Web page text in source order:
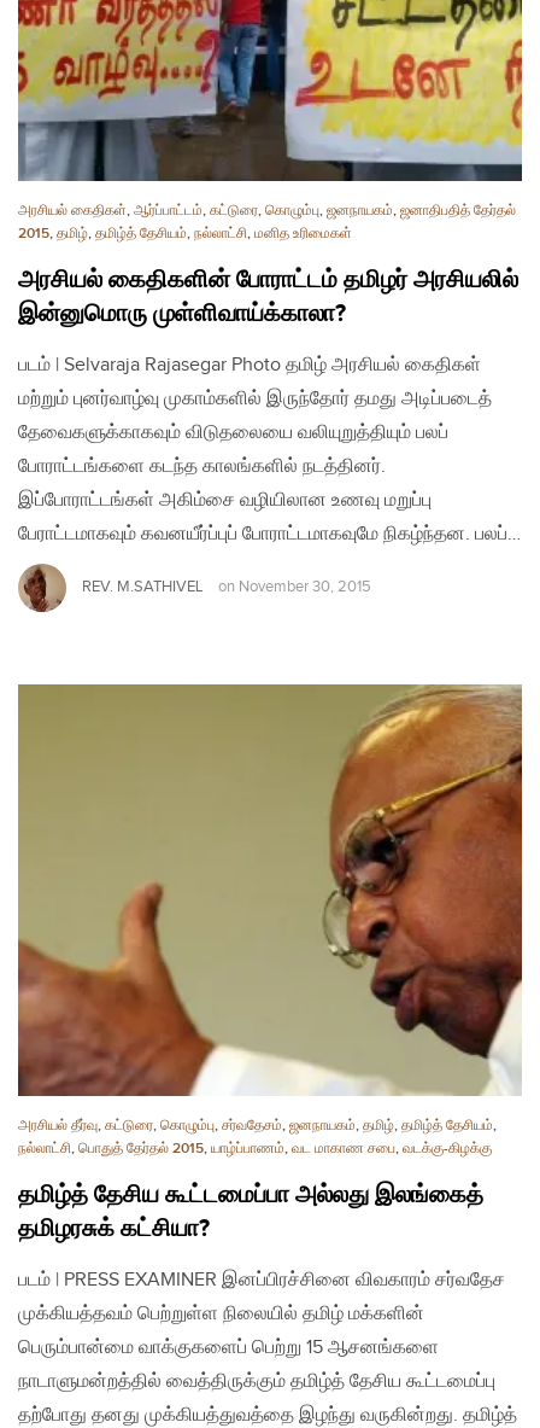
அரசியல் கைதிகள், ஆர்ப்பாட்டம், கட்டுரை, கொழும்பு, ஜனநாயகம், ஜனாதிபதித் தேர்தல்
2015, தமிழ், தமிழ்த் தேசியம், நல்லாட்சி, மனித உரிமைகள்
அரசியல் கைதிகளின் போராட்டம் தமிழர் அரசியலில்
இன்னுமொரு முள்ளிவாய்க்காலா?
படம் | Selvaraja Rajasegar Photo தமிழ் அரசியல் கைதிகள்
மற்றும் புனர்வாழ்வு முகாம்களில் இருந்தோர் தமது அடிப்படைத்
தேவைகளுக்காகவும் விடுதலையை வலியுறுத்தியும் பலப்
போராட்டங்களை கடந்த காலங்களில் நடத்தினர்.
இப்போராட்டங்கள் அகிம்சை வழியிலான உணவு மறுப்பு
பேராட்டமாகவும் கவனயீர்ப்புப் போராட்டமாகவுமே நிகழ்ந்தன. பலப்…
REV. M.SATHIVEL on November 30, 2015
அரசியல் தீர்வு, கட்டுரை, கொழும்பு, சர்வதேசம், ஜனநாயகம், தமிழ், தமிழ்த் தேசியம்,
நல்லாட்சி, பொதுத் தேர்தல் 2015, யாழ்ப்பாணம், வட மாகாண சபை, வடக்கு-கிழக்கு
தமிழ்த் தேசிய கூட்டமைப்பா அல்லது இலங்கைத்
தமிழரசுக் கட்சியா?
படம் | PRESS EXAMINER இனப்பிரச்சினை விவகாரம் சர்வதேச
முக்கியத்தவம் பெற்றுள்ள நிலையில் தமிழ் மக்களின்
பெரும்பான்மை வாக்குகளைப் பெற்று 15 ஆசனங்களை
நாடாளுமன்றத்தில் வைத்திருக்கும் தமிழ்த் தேசிய கூட்டமைப்பு
தற்போது தனது முக்கியத்துவத்தை இழந்து வருகின்றது. தமிழ்த்